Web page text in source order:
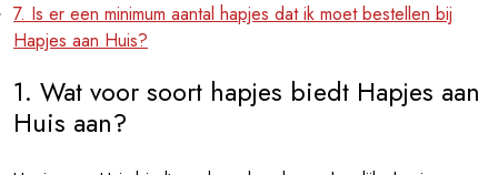
7. Is er een minimum aantal hapjes dat ik moet bestellen bij
Hapjes aan Huis?
1. Wat voor soort hapjes biedt Hapjes aan
Huis aan?